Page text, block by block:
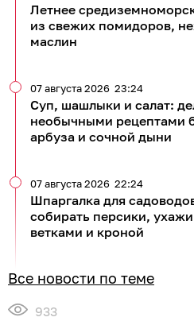
Летнее
из свежих помидоров,
маслин
Суп, шашлыки и салат:
необычными рецептами
арбуза и сочной дыни
07 августа 2026 23:24
Шпаргалка для
собирать персики,
ветками и кроной
07 августа 2026 22:24
Все новости по теме
933